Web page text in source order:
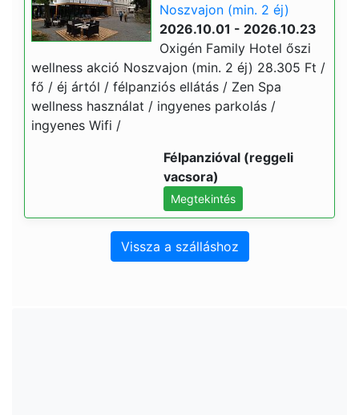
Noszvajon (min. 2 éj)
2026.10.01 - 2026.10.23
Oxigén Family Hotel őszi
wellness akció Noszvajon (min. 2 éj) 28.305 Ft /
fő / éj ártól / félpanziós ellátás / Zen Spa
wellness használat / ingyenes parkolás /
ingyenes Wifi /
Félpanzióval (reggeli
vacsora)
Megtekintés
Vissza a szálláshoz